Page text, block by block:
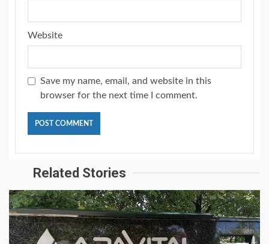
Website
Save my name, email, and website in this
browser for the next time I comment.
Related Stories